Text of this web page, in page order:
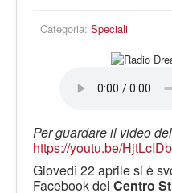
PALINSESTO
PODCAST
PRESS
CONTATTI
Categoria: Speciali
Per guardare il video
https://youtu.be/
Giovedì 22 aprile si è
Facebook del Centro